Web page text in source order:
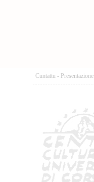
Cuntattu - Presentazione